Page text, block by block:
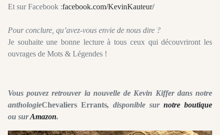
Et sur Facebook :facebook.com/KevinKauteur/
Pour conclure, qu’avez-vous envie de nous dire ?
Je souhaite une bonne lecture à tous ceux qui découvriront les
ouvrages de Mots & Légendes !
Vous pouvez retrouver la nouvelle de Kevin Kiffer dans notre
anthologieChevaliers Errants, disponible sur notre boutique
ou surAmazon.